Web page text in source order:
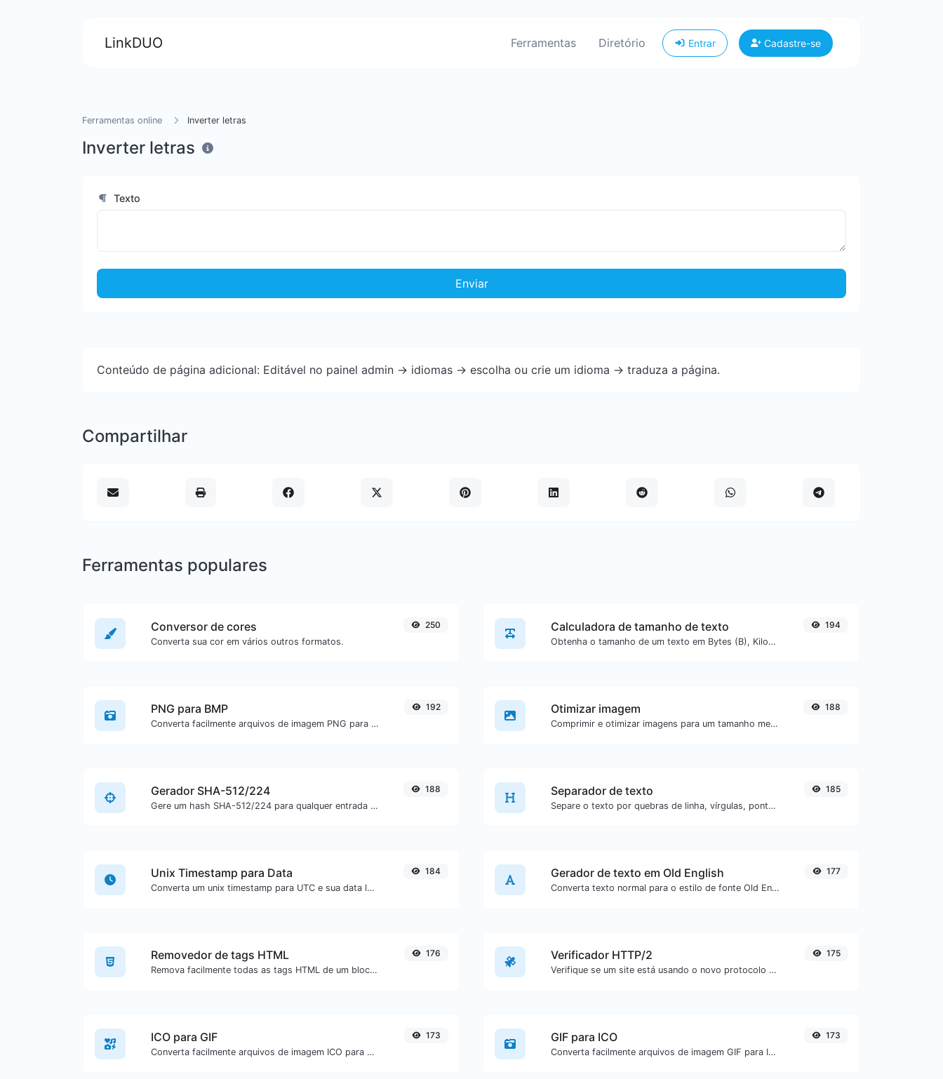
LinkDUO Ferramentas Diretório Entrar Cadastre-se
Ferramentas online Inverter letras
Inverter letras
Texto
Enviar
Conteúdo de página adicional: Editável no painel admin -> idiomas -> escolha ou crie um idioma -> traduza a página.
Compartilhar
Ferramentas populares
Conversor de cores
Converta sua cor em vários outros formatos.
250 Calculadora de tamanho de texto
Obtenha o tamanho de um texto em Bytes (B), Kilobytes (KB) ou Megabytes (MB).
194
PNG para BMP
Converta facilmente arquivos de imagem PNG para BMP.
192 Otimizar imagem
Comprimir e otimizar imagens para um tamanho menor, mas mantendo alta qualidade.
188
Gerador SHA-512/224
Gere um hash SHA-512/224 para qualquer entrada de texto.
188 Separador de texto
Separe o texto por quebras de linha, vírgulas, pontos...etc.
185
Unix Timestamp para Data
Converta um unix timestamp para UTC e sua data local.
184 Gerador de texto em Old English
Converta texto normal para o estilo de fonte Old English.
177
Removedor de tags HTML
Remova facilmente todas as tags HTML de um bloco de texto.
176 Verificador HTTP/2
Verifique se um site está usando o novo protocolo HTTP/2 ou não.
175
ICO para GIF
Converta facilmente arquivos de imagem ICO para GIF.
173 GIF para ICO
Converta facilmente arquivos de imagem GIF para ICO.
173